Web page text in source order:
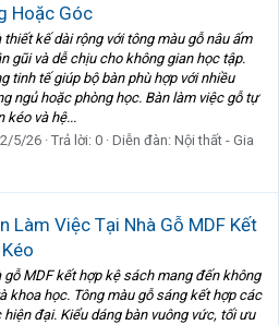
Hoặc Góc
kế dài rộng với tông màu gỗ nâu ấm
gũi và dễ chịu cho không gian học tập.
tinh tế giúp bộ bàn phù hợp với nhiều
ngủ hoặc phòng học. Bàn làm việc gỗ tự
kéo và hệ...
2/5/26 Trả lời: 0 Diễn đàn: Nội thất - Gia
Làm Việc Tại Nhà Gỗ MDF Kết
MDF kết hợp kệ sách mang đến không
khoa học. Tông màu gỗ sáng kết hợp các
đại. Kiểu dáng bàn vuông vức, tối ưu